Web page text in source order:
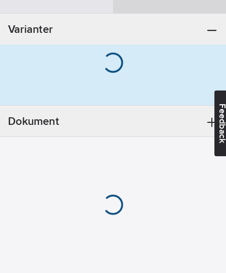
livsstil. Advantage
Premium är vår
snygg kontrast.
Metallknappar framtill
och litet CB-märke
nedtill.Material:
Materialvikt:
Varianter
Dokument